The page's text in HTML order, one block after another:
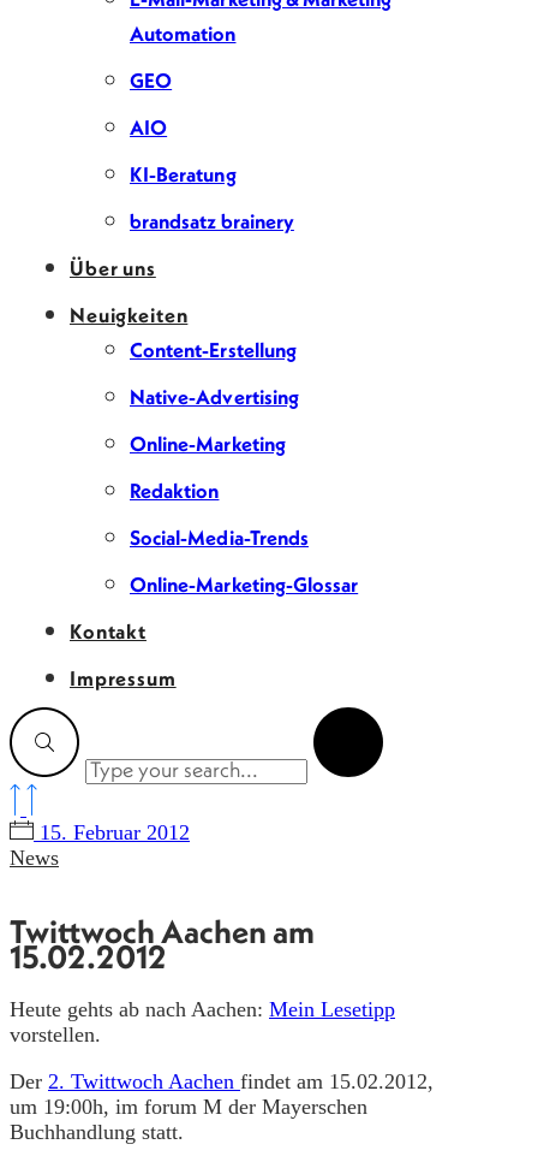
Automation
GEO
AIO
KI-Beratung
brandsatz brainery
Über uns
Neuigkeiten
Content-Erstellung
Native-Advertising
Online-Marketing
Redaktion
Social-Media-Trends
Online-Marketing-Glossar
Kontakt
Impressum
15. Februar 2012
News
Twittwoch Aachen am
15.02.2012
Heute gehts ab nach Aachen: Mein Lesetipp
vorstellen.
Der 2. Twittwoch Aachen findet am 15.02.2012,
um 19:00h, im forum M der Mayerschen
Buchhandlung statt.